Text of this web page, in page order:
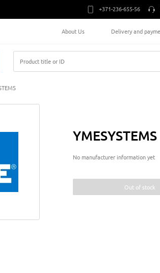
+371-236-655-56
About Us Delivery and
Product title or ID
YMESYSTEMS
No manufacturer information yet
Out of stock